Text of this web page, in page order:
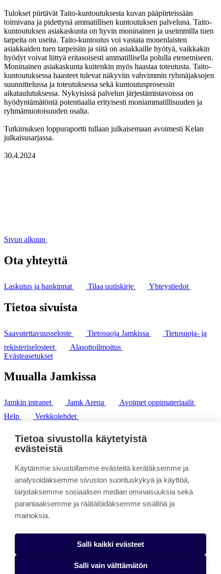
Tulokset piirtävät Taito-kuntoutuksesta kuvan pääpiirteissään
toimivana ja pidettynä ammatillisen kuntoutuksen palveluna. Taito-
kuntoutuksen asiakaskunta on hyvin moninainen ja useimmilla tuen
tarpeita on useita. Taito-kuntoutus voi vastata monenlaisten
asiakkaiden tuen tarpeisiin ja siitä on asiakkaille hyötyä, vaikkakin
hyödyt voivat liittyä eritasoisesti ammatillisella polulla etenemiseen.
Moninainen asiakaskunta kuitenkin myös haastaa toteutusta. Taito-
kuntoutuksessa haasteet tulevat näkyviin vahvimmin ryhmäjaksojen
suunnittelussa ja toteutuksessa sekä kuntoutusprosessin
aikataulutuksessa. Nykyisissä palvelun järjestämistavoissa on
hyödyntämätöntä potentiaalia erityisesti moniammatillisuuden ja
ryhmämuotoisuuden osalta.
Tutkimuksen loppuraportti tullaan julkaisemaan avoimesti Kelan
julkaisusarjassa.
30.4.2024
Sivun alkuun
Ota yhteyttä
Laskutus ja hankinnat Tilaa uutiskirje Yhteystiedot
Tietoa sivuista
Saavutettavuusseloste Tietosuoja Jamkissa
Tietosuoja- ja
rekisteriselosteet
Alasottoilmoitus
Evästeasetukset
Muualla Jamkissa
Jamkin intranet Jamk Arena
Avoimet oppimateriaalit
Help
Verkkolehdet
puh. +358 20 743 8100
fax. +358 14 449 9694
Tietoa sivustolla käytetyistä
evästeistä
Käytämme sivustollamme evästeitä kerätäksemme ja
analysoidaksemme sivuston suorituskykyä ja käyttöä,
tarjotaksemme sosiaalisen median ominaisuuksia sekä
parantaaksemme ja räätälöidäksemme sisältöä ja
mainoksia.
Salli kaikki evästeet
Salli vain välttämätön